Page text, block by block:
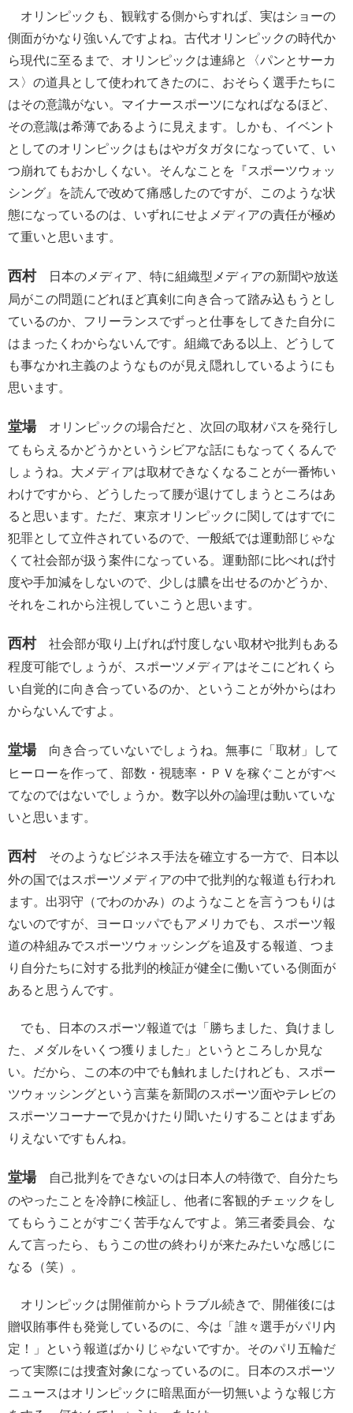
オリンピックも、観戦する側からすれば、実はショーの
側面がかなり強いんですよね。古代オリンピックの時代か
ら現代に至るまで、オリンピックは連綿と〈パンとサーカ
ス〉の道具として使われてきたのに、おそらく選手たちに
はその意識がない。マイナースポーツになればなるほど、
その意識は希薄であるように見えます。しかも、イベント
としてのオリンピックはもはやガタガタになっていて、い
つ崩れてもおかしくない。そんなことを『スポーツウォッ
シング』を読んで改めて痛感したのですが、このような状
態になっているのは、いずれにせよメディアの責任が極め
て重いと思います。
西村日本のメディア、特に組織型メディアの新聞や放送
局がこの問題にどれほど真剣に向き合って踏み込もうとし
ているのか、フリーランスでずっと仕事をしてきた自分に
はまったくわからないんです。組織である以上、どうして
も事なかれ主義のようなものが見え隠れしているようにも
思います。
堂場オリンピックの場合だと、次回の取材パスを発行し
てもらえるかどうかというシビアな話にもなってくるんで
しょうね。大メディアは取材できなくなることが一番怖い
わけですから、どうしたって腰が退けてしまうところはあ
ると思います。ただ、東京オリンピックに関してはすでに
犯罪として立件されているので、一般紙では運動部じゃな
くて社会部が扱う案件になっている。運動部に比べれば忖
度や手加減をしないので、少しは膿を出せるのかどうか、
それをこれから注視していこうと思います。
西村社会部が取り上げれば忖度しない取材や批判もある
程度可能でしょうが、スポーツメディアはそこにどれくら
い自覚的に向き合っているのか、ということが外からはわ
からないんですよ。
堂場向き合っていないでしょうね。無事に「取材」して
ヒーローを作って、部数・視聴率・ＰＶを稼ぐことがすべ
てなのではないでしょうか。数字以外の論理は動いていな
いと思います。
西村そのようなビジネス手法を確立する一方で、日本以
外の国ではスポーツメディアの中で批判的な報道も行われ
ます。出羽守（でわのかみ）のようなことを言うつもりは
ないのですが、ヨーロッパでもアメリカでも、スポーツ報
道の枠組みでスポーツウォッシングを追及する報道、つま
り自分たちに対する批判的検証が健全に働いている側面が
あると思うんです。
でも、日本のスポーツ報道では「勝ちました、負けまし
た、メダルをいくつ獲りました」というところしか見な
い。だから、この本の中でも触れましたけれども、スポー
ツウォッシングという言葉を新聞のスポーツ面やテレビの
スポーツコーナーで見かけたり聞いたりすることはまずあ
りえないですもんね。
堂場自己批判をできないのは日本人の特徴で、自分たち
のやったことを冷静に検証し、他者に客観的チェックをし
てもらうことがすごく苦手なんですよ。第三者委員会、な
んて言ったら、もうこの世の終わりが来たみたいな感じに
なる（笑）。
オリンピックは開催前からトラブル続きで、開催後には
贈収賄事件も発覚しているのに、今は「誰々選手がパリ内
定！」という報道ばかりじゃないですか。そのパリ五輪だ
って実際には捜査対象になっているのに。日本のスポーツ
ニュースはオリンピックに暗黒面が一切無いような報じ方